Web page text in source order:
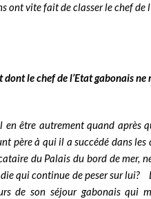
ont vite fait de classer le chef de
dont le chef de l’Etat gabonais
en être autrement quand après
père à qui il a succédé dans
du Palais du bord de mer,
qui continue de peser sur lui?
de son séjour gabonais qui